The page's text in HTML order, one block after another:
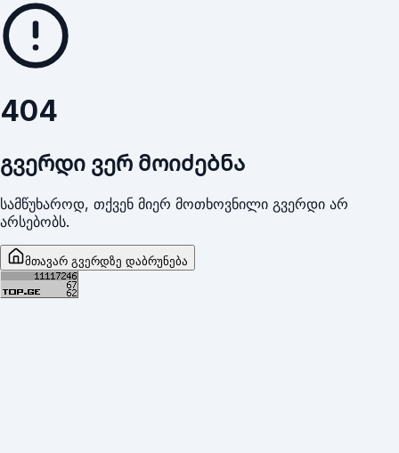
404
გვერდი ვერ მოიძებნა
სამწუხაროდ, თქვენ მიერ მოთხოვნილი გვერდი არ
არსებობს.
მთავარ გვერდზე დაბრუნება